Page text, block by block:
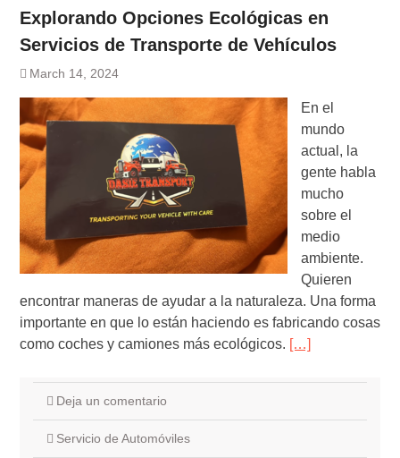
Explorando Opciones Ecológicas en
Servicios de Transporte de Vehículos
March 14, 2024
En el
mundo
actual, la
gente habla
mucho
sobre el
medio
ambiente.
Quieren
encontrar maneras de ayudar a la naturaleza. Una forma
importante en que lo están haciendo es fabricando cosas
como coches y camiones más ecológicos. […]
Deja un comentario
Servicio de Automóviles